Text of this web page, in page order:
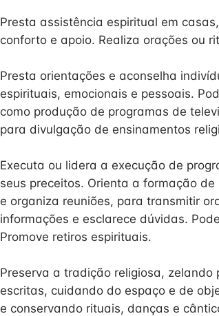
Presta assistência espiritual em
conforto e apoio. Realiza orações ou
Presta orientações e aconselha
espirituais, emocionais e pessoais.
como produção de programas de
para divulgação de ensinamentos
Executa ou lidera a execução de
seus preceitos. Orienta a formação
e organiza reuniões, para transmitir
informações e esclarece dúvidas.
Promove retiros espirituais.
Preserva a tradição religiosa,
escritas, cuidando do espaço e de
e conservando rituais, danças e